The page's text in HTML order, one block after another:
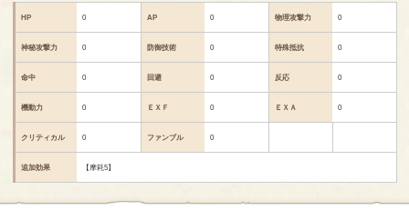
HP 0 AP 0 物理攻撃力 0
神秘攻撃力 0 防御技術 0 特殊抵抗 0
命中 0 回避 0 反応 0
機動力 0 ＥＸＦ 0 ＥＸＡ 0
クリティカル 0 ファンブル 0
追加効果 【摩耗5】